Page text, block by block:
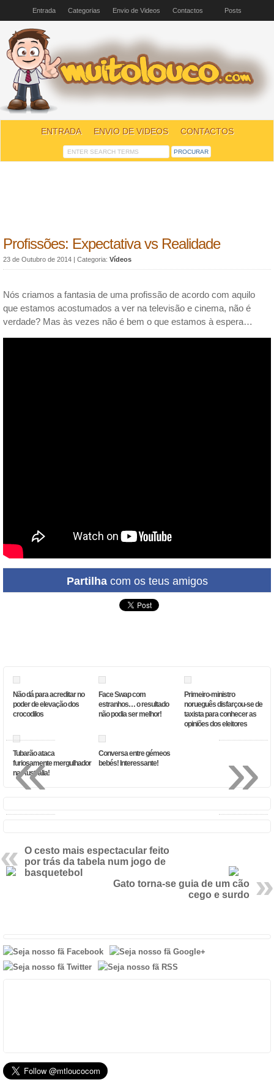
Entrada Categorias Envio de Videos Contactos Posts
ENTRADA ENVIO DE VIDEOS CONTACTOS
Profissões: Expectativa vs Realidade
23 de Outubro de 2014 | Categoria: Vídeos
Nós criamos a fantasia de uma profissão de acordo com aquilo
que estamos acostumados a ver na televisão e cinema, não é
verdade? Mas às vezes não é bem o que estamos à espera…
Partilhacom os teus amigos
Não dá para acreditar no
poder de elevação dos
crocodilos
Face Swap com
estranhos… o resultado
não podia ser melhor!
Primeiro-ministro
norueguês disfarçou-se de
taxista para conhecer as
opiniões dos eleitores
Tubarão ataca
furiosamente mergulhador
na Austrália!
Conversa entre gémeos
bebés! Interessante!
O cesto mais espectacular feito
por trás da tabela num jogo de
basquetebol
Gato torna-se guia de um cão
cego e surdo
»
«